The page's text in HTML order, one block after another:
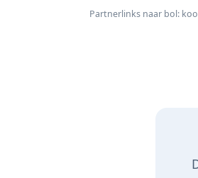
Partnerlinks naar bol: